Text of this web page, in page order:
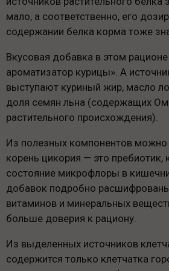
мало, а соответственно, его
содержании белка корма тоже
Вкусовая добавка в этом
ароматизатор курицы». А
выступают куриный жир, масло
доля семян льна (содержащих
растительного происхождения).
Из полезных компонентов можно
корень цикория — это пребиотик,
состояние микрофлоры в
добавок подробно
витаминов и минеральных
больше доверия к рациону.
Из выделенных источников
содержится только клетчатка